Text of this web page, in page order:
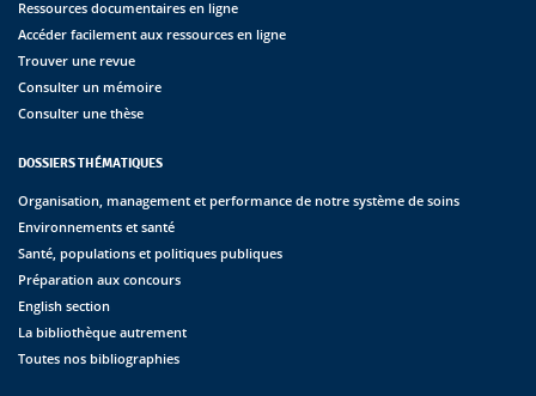
Ressources documentaires en ligne
Accéder facilement aux ressources en ligne
Trouver une revue
Consulter un mémoire
Consulter une thèse
DOSSIERS THÉMATIQUES
Organisation, management et performance de notre système de soins
Environnements et santé
Santé, populations et politiques publiques
Préparation aux concours
English section
La bibliothèque autrement
Toutes nos bibliographies